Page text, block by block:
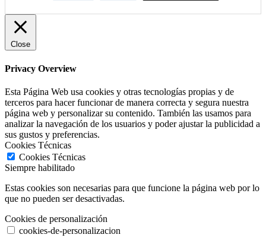
Close
Privacy Overview
Esta Página Web usa cookies y otras tecnologías propias y de
terceros para hacer funcionar de manera correcta y segura nuestra
página web y personalizar su contenido. También las usamos para
analizar la navegación de los usuarios y poder ajustar la publicidad a
sus gustos y preferencias.
Cookies Técnicas
Cookies Técnicas
Siempre habilitado
Estas cookies son necesarias para que funcione la página web por lo
que no pueden ser desactivadas.
Cookies de personalización
cookies-de-personalizacion